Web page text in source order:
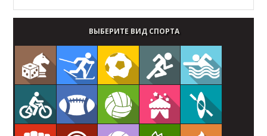
ВЫБЕРИТЕ ВИД СПОРТА